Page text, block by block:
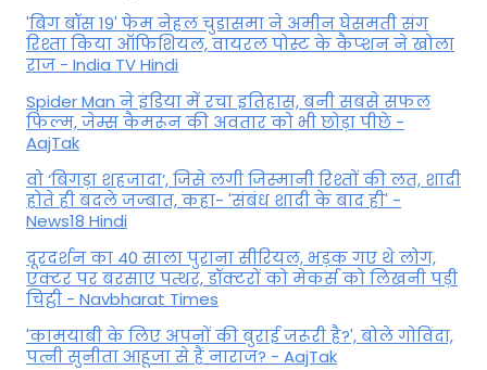
'बिग बॉस 19' फेम नेहल चुडासमा ने अमीन घेसमती संग
रिश्ता किया ऑफिशियल, वायरल पोस्ट के कैप्शन ने खोला
राज - India TV Hindi
Spider Man ने इंडिया में रचा इतिहास, बनी सबसे सफल
फिल्म, जेम्स कैमरून की अवतार को भी छोड़ा पीछे -
AajTak
वो ‘बिगड़ा शहजादा’, जिसे लगी जिस्मानी रिश्तों की लत, शादी
होते ही बदले जज्बात, कहा- 'संबंध शादी के बाद ही' -
News18 Hindi
दूरदर्शन का 40 साला पुराना सीरियल, भड़क गए थे लोग,
एक्टर पर बरसाए पत्थर, डॉक्टरों को मेकर्स को लिखनी पड़ी
चिट्ठी - Navbharat Times
'कामयाबी के लिए अपनों की बुराई जरूरी है?', बोले गोविंदा,
पत्नी सुनीता आहूजा से हैं नाराज? - AajTak